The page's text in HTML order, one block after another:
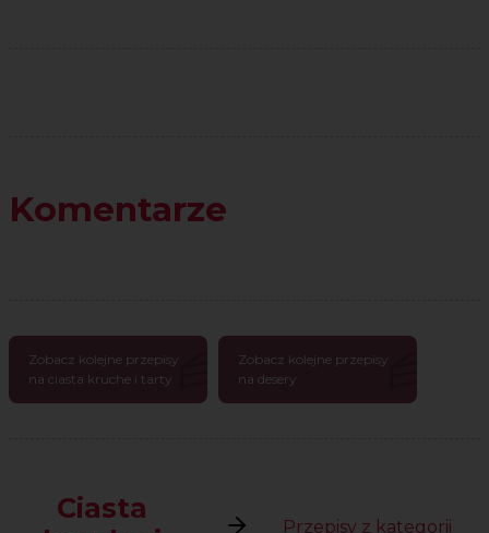
Komentarze
Zobacz kolejne przepisy
na ciasta kruche i tarty
Zobacz kolejne przepisy
na desery
Ciasta
Przepisy z kategorii